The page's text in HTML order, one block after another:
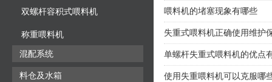
双螺杆容积式喂料机
称重喂料机
混配系统
料仓及水箱
喂料机的堵塞现象有哪些
失重式喂料机正确使用维护
单螺杆失重式喂料机的优点
使用失重喂料机可以克服哪